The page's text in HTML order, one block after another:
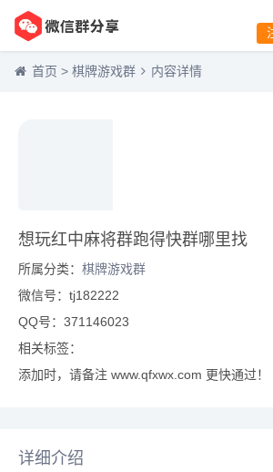
首页 > 棋牌游戏群 内容详情
想玩红中麻将群跑得快群哪里找
所属分类： 棋牌游戏群
微信号：tj182222
QQ号：371146023
相关标签：
添加时，请备注 www.qfxwx.com 更快通过！
详细介绍